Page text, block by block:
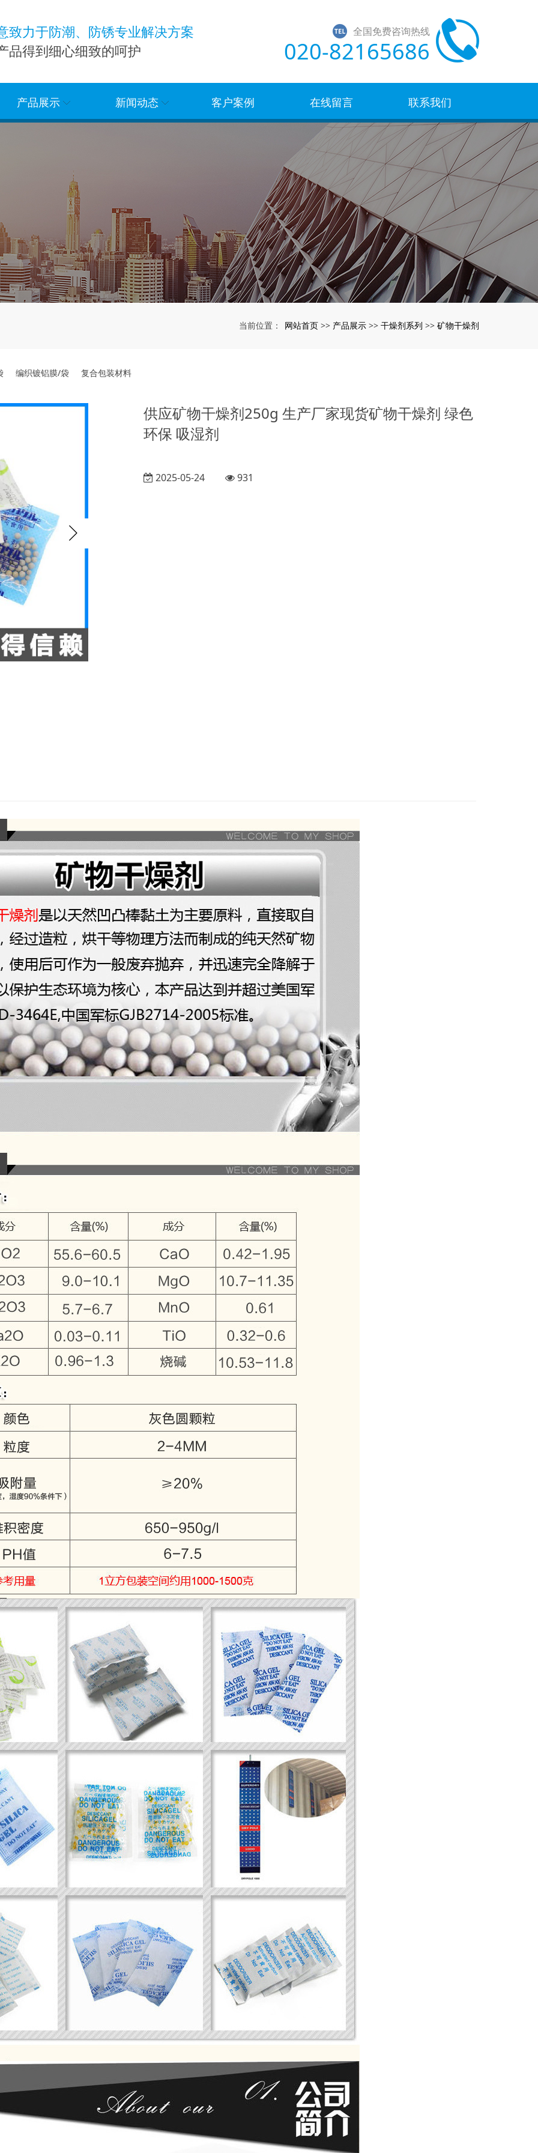
致力于防潮、防锈专业解决方案
品得到细心细致的呵护
全国免费咨询热线
020-82165686
产品展示 新闻动态 客户案例 在线留言 联系我们
当前位置： 网站首页 >> 产品展示 >> 干燥剂系列 >> 矿物干燥剂
编织镀铝膜/袋 复合包装材料
供应矿物干燥剂250g 生产厂家现货矿物干燥剂 绿色
环保 吸湿剂
2025-05-24 931